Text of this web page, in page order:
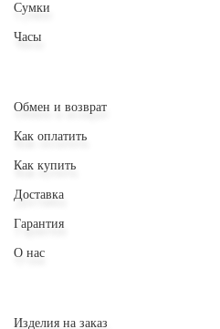
Сумки
Часы
Обмен и возврат
Как оплатить
Как купить
Доставка
Гарантия
О нас
Изделия на заказ